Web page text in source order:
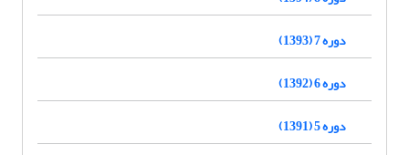
دوره 7 (1393)
دوره 6 (1392)
دوره 5 (1391)